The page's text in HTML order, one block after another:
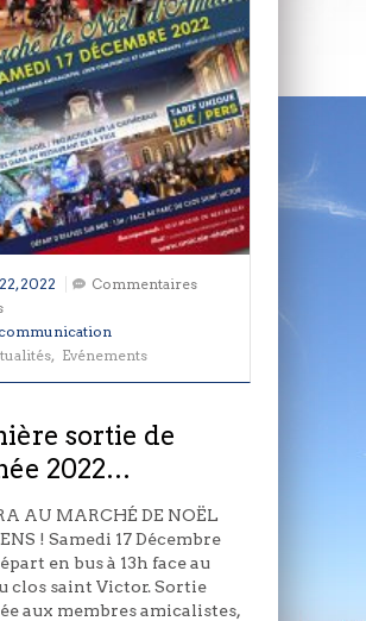
2022
Commentaires
sur
Dernière
sortie
2022…
communication
, Evénements
sortie de
2022…
AU MARCHÉ DE NOËL
! Samedi 17 Décembre
en bus à 13h face au
clos saint Victor. Sortie
aux membres amicalistes,